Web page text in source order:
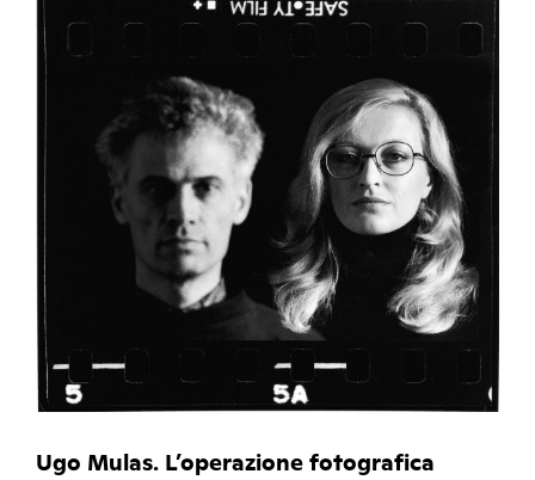
Ugo Mulas. L’operazione fotografica